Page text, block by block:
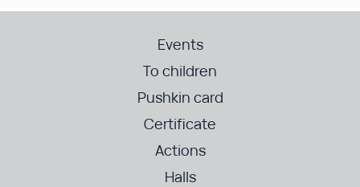
Events
To children
Pushkin card
Certificate
Actions
Halls